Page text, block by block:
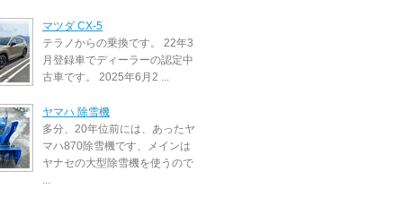
マツダ CX-5
テラノからの乗換です。 22年3
月登録車でディーラーの認定中
古車です。 2025年6月2 ...
ヤマハ 除雪機
多分、20年位前には、あったヤ
マハ870除雪機です、メインは
ヤナセの大型除雪機を使うので
...